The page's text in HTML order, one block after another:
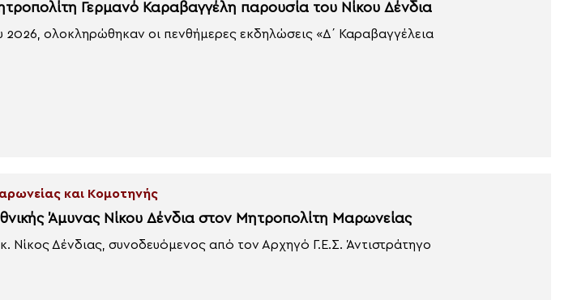
Γερμανό Καραβαγγέλη παρουσία του Νίκου Δένδια
2026, ολοκληρώθηκαν οι πενθήμερες εκδηλώσεις «Δ΄ Καραβαγγέλεια
και Κομοτηνής
Άμυνας Νίκου Δένδια στον Μητροπολίτη Μαρωνείας
Νίκος Δένδιας, συνοδευόμενος από τον Αρχηγό Γ.Ε.Σ. Άντιστράτηγο